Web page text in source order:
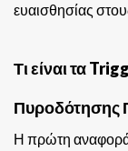
ευαισθησίας
Τι είναι τα
Πυροδότησης
Η πρώτη αναφορά